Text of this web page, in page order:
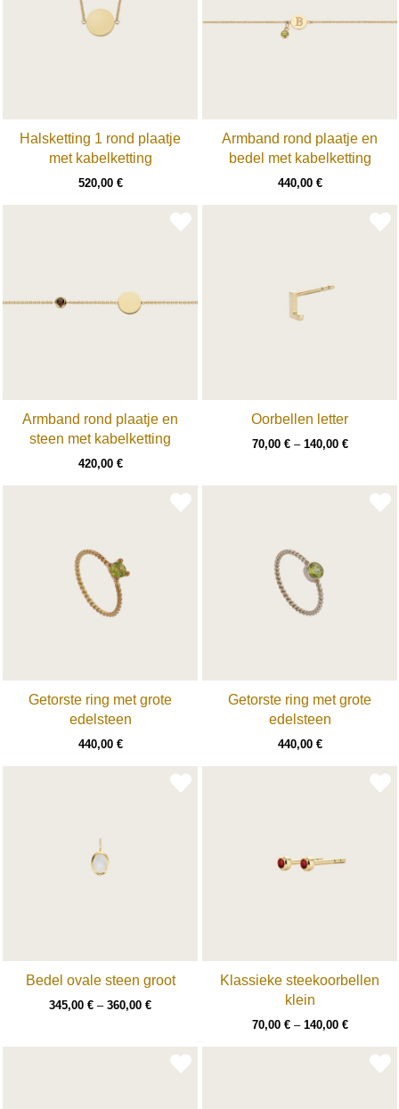
Halsketting 1 rond plaatje
met kabelketting
520,00 €
Armband rond plaatje en
bedel met kabelketting
440,00 €
Armband rond plaatje en
steen met kabelketting
420,00 €
Oorbellen letter
70,00 €– 140,00 €
Getorste ring met grote
edelsteen
440,00 €
Getorste ring met grote
edelsteen
440,00 €
Bedel ovale steen groot
345,00 € – 360,00 €
Klassieke steekoorbellen
klein
70,00 €– 140,00 €